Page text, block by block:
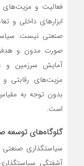
فعالیت و مزیت‌‌‌های
ابزارهای داخلی و
صنعتی نیست.
صورت مدون و
آمایش سرزمین و
مزیت‌‌‌های رقابتی
بدون توجه به
است.
گلوگاه‌‌‌های توسعه
سیاستگذاری صنعتی
آشفتگی